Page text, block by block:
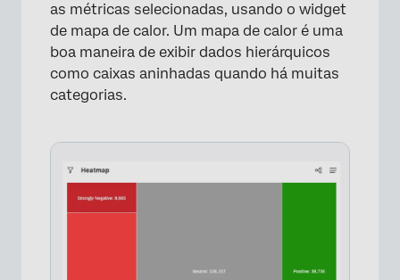
as métricas selecionadas, usando o widget
de mapa de calor. Um mapa de calor é uma
boa maneira de exibir dados hierárquicos
como caixas aninhadas quando há muitas
categorias.